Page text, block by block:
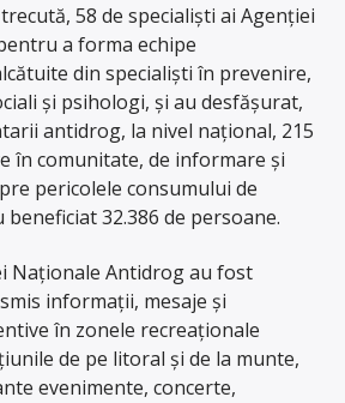
58 de specialişti ai Agenţiei
a forma echipe
din specialişti în prevenire,
şi psihologi, şi au desfăşurat,
antidrog, la nivel naţional, 215
în comunitate, de informare şi
pericolele consumului de
32.386 de persoane.
Naţionale Antidrog au fost
informaţii, mesaje şi
în zonele recreaţionale
de pe litoral şi de la munte,
evenimente, concerte,